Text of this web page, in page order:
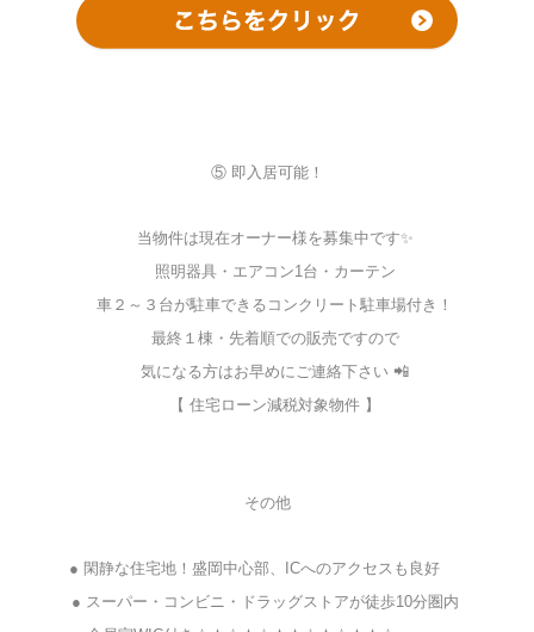
⑤ 即入居可能！
当物件は現在オーナー様を募集中です✨
照明器具・エアコン1台・カーテン
車２～３台が駐車できるコンクリート駐車場付き！
最終１棟・先着順での販売ですので
気になる方はお早めにご連絡下さい 📲
【 住宅ローン減税対象物件 】
その他
● 閑静な住宅地！盛岡中心部、ICへのアクセスも良好
● スーパー・コンビニ・ドラッグストアが徒歩10分圏内